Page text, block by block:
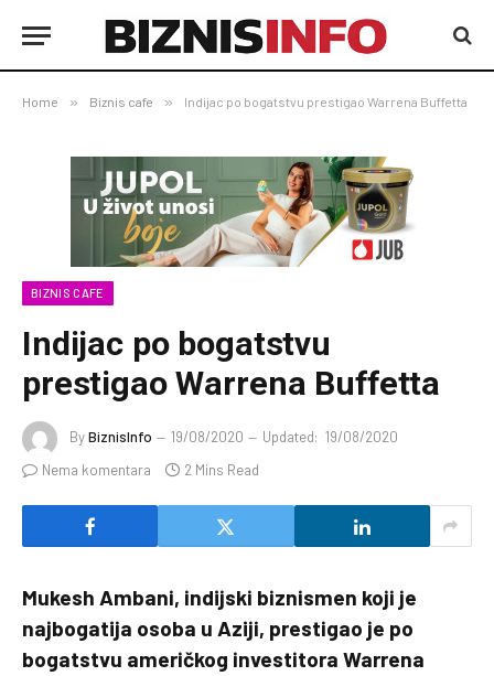
Home » Biznis cafe » Indijac po bogatstvu prestigao Warrena Buffetta
BIZNIS CAFE
Indijac po bogatstvu
prestigao Warrena Buffetta
ByBiznisInfo 19/08/2020 Updated: 19/08/2020
Nema komentara
2 Mins Read
Mukesh Ambani, indijski biznismen koji je
najbogatija osoba u Aziji, prestigao je po
bogatstvu američkog investitora Warrena